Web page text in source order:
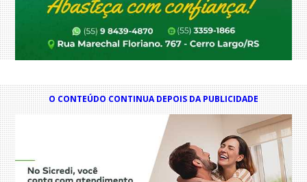
O CONTEÚDO CONTINUA DEPOIS DA PUBLICIDADE